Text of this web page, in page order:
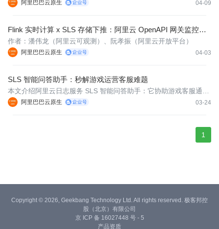
阿里巴巴云原生 04-09
Flink 实时计算 x SLS 存储下推：阿里云 OpenAPI 网关监控平
台实践
阿里巴巴云原生 04-03
作者：潘伟龙（阿里云可观测）、阮孝振（阿里云开放平台）
SLS 智能问答助手：秒解游戏运营客服难题
阿里巴巴云原生 03-24
本文介绍阿里云日志服务 SLS 智能问答助手：它协助游戏客服通过
自然语言描述，自动在海量的日志中定位答案，大幅缩短客诉处理
1
Copyright © 2026, Geekbang Technology Ltd. All rights reserved. 极客邦控
股（北京）有限公司
京 ICP 备 16027448 号 - 5
产品资质